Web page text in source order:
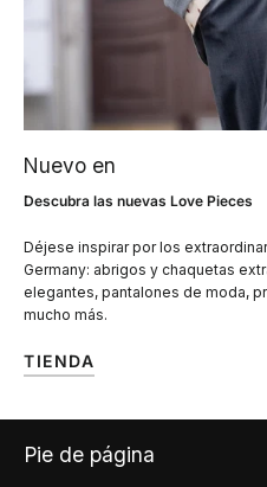
Nuevo en
Descubra las nuevas Love Pieces
Déjese inspirar por los
Germany: abrigos y chaquetas
elegantes, pantalones de moda,
mucho más.
TIENDA
Pie de página